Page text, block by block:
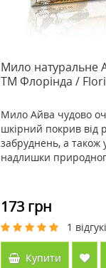
Мило натуральне
TM Флорінда /
Мило Айва чудово
шкірний покрив від
забруднень, а також
надлишки
173 грн
1
Купити